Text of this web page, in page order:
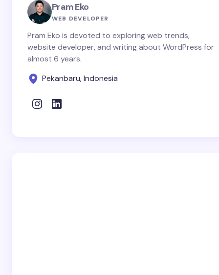
Pram Eko
WEB DEVELOPER
Pram Eko is devoted to exploring web trends,
website developer, and writing about WordPress for
almost 6 years.
Pekanbaru, Indonesia